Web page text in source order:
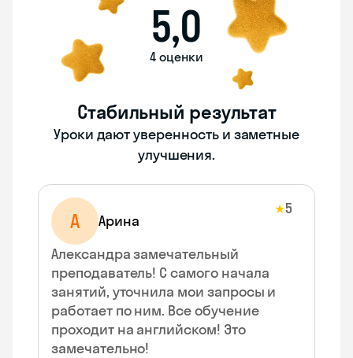
5,0
4 оценки
Стабильный результат
Уроки дают уверенность и заметные
улучшения.
А Арина
★5
Александра замечательный
преподаватель! С самого начала
занятий, уточнила мои запросы и
работает по ним. Все обучение
проходит на английском! Это
замечательно!